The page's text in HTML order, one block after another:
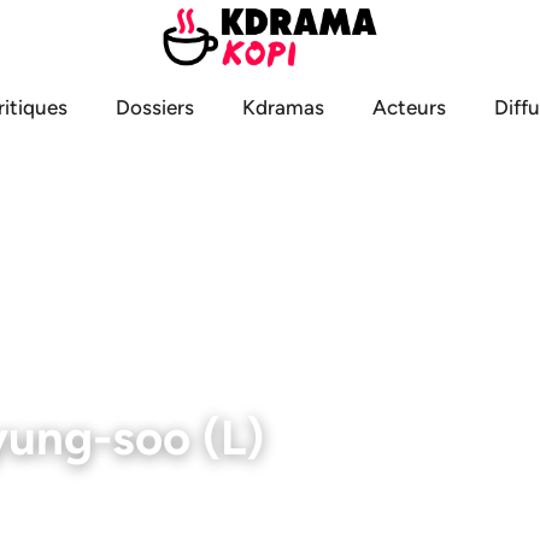
Dossiers Kdramas Acteurs
soo (L)